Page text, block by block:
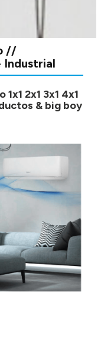
//
Industrial
2x1 3x1 4x1
& big boy